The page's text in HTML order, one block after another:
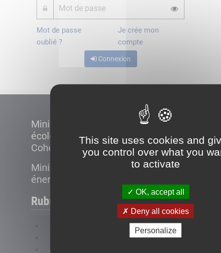
This site uses cookies and
you control over what you
to activate
OK, accept all
Deny all cookies
Personalize
Mot de passe
oublié ?
Je crée mon
compte
Connexion
Ministère de la Transition
écologique et de la
Cohésion des territoires
Ministère de la Transition
énergétique
Rubriques